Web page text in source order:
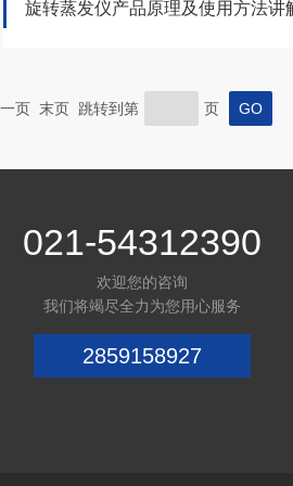
旋转蒸发仪产品原理及使用方法讲
页 末页 跳转到第 页
021-54312390
欢迎您的咨询
我们将竭尽全力为您用心服务
2859158927